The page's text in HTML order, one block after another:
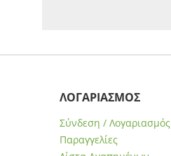
ΛΟΓΑΡΙΑΣΜΟΣ
Σύνδεση / Λογαριασμός
Παραγγελίες